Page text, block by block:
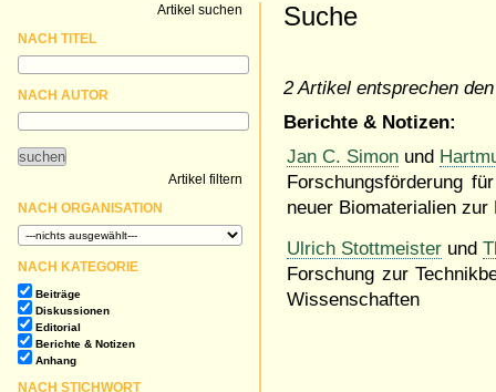
Suche
2 Artikel entsprechen
Berichte & Notizen:
Jan C. Simon und
Forschungsförderung
neuer Biomaterialien zur
Ulrich Stottmeister und
Forschung zur
Wissenschaften
Artikel suchen
NACH TITEL
NACH AUTOR
Artikel filtern
NACH ORGANISATION
NACH KATEGORIE
Beiträge
Diskussionen
Editorial
Berichte & Notizen
Anhang
NACH STICHWORT